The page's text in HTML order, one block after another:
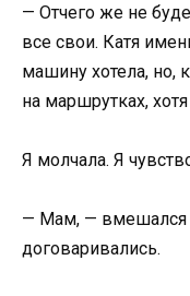
— Отчего же не
все свои. Катя
машину хотела, но,
на маршрутках,
Я молчала. Я
— Мам, —
договаривались.